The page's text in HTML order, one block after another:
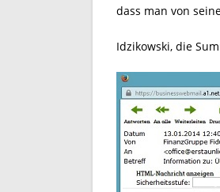
dass man von
Idzikowski, die